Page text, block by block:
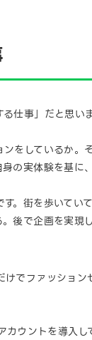
仕事」だと思いま
をしているか
の実体験を基
。街を歩いて
後で企画を実
でファッショ
ウントを導入